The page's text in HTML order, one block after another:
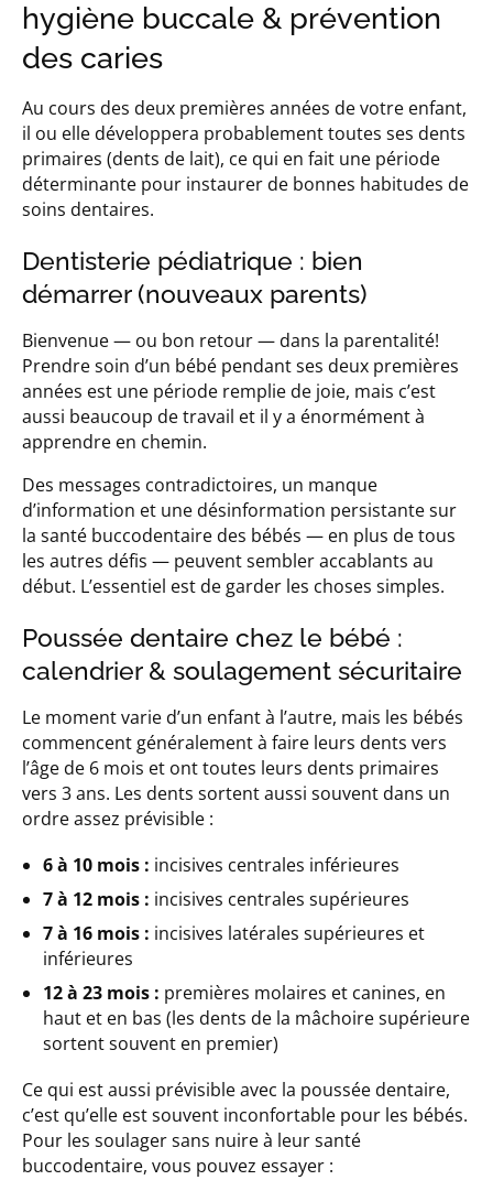
hygiène buccale & prévention
des caries
Au cours des deux premières années de votre enfant,
il ou elle développera probablement toutes ses dents
primaires (dents de lait), ce qui en fait une période
déterminante pour instaurer de bonnes habitudes de
soins dentaires.
Dentisterie pédiatrique : bien
démarrer (nouveaux parents)
Bienvenue — ou bon retour — dans la parentalité!
Prendre soin d’un bébé pendant ses deux premières
années est une période remplie de joie, mais c’est
aussi beaucoup de travail et il y a énormément à
apprendre en chemin.
Des messages contradictoires, un manque
d’information et une désinformation persistante sur
la santé buccodentaire des bébés — en plus de tous
les autres défis — peuvent sembler accablants au
début. L’essentiel est de garder les choses simples.
Poussée dentaire chez le bébé :
calendrier & soulagement sécuritaire
Le moment varie d’un enfant à l’autre, mais les bébés
commencent généralement à faire leurs dents vers
l’âge de 6 mois et ont toutes leurs dents primaires
vers 3 ans. Les dents sortent aussi souvent dans un
ordre assez prévisible :
6 à 10 mois : incisives centrales inférieures
7 à 12 mois : incisives centrales supérieures
7 à 16 mois : incisives latérales supérieures et
inférieures
12 à 23 mois : premières molaires et canines, en
haut et en bas (les dents de la mâchoire supérieure
sortent souvent en premier)
Ce qui est aussi prévisible avec la poussée dentaire,
c’est qu’elle est souvent inconfortable pour les bébés.
Pour les soulager sans nuire à leur santé
buccodentaire, vous pouvez essayer :